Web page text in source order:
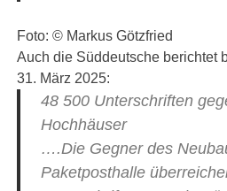
Foto: © Markus Götzfried
Auch die Süddeutsche berichtet
31. März 2025:
48 500 Unterschriften
Hochhäuser
….Die Gegner des
Paketposthalle